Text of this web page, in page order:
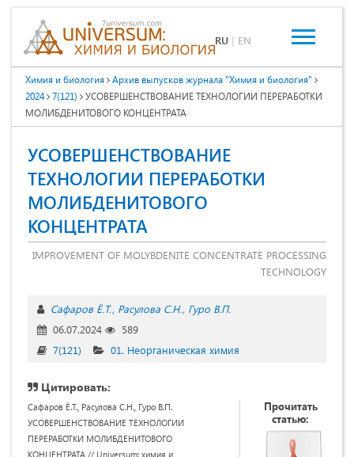
RU | EN
Химия и биология
Архив выпусков журнала "Химия и биология"
2024
7(121)
УСОВЕРШЕНСТВОВАНИЕ ТЕХНОЛОГИИ ПЕРЕРАБОТКИ
МОЛИБДЕНИТОВОГО КОНЦЕНТРАТА
УСОВЕРШЕНСТВОВАНИЕ
ТЕХНОЛОГИИ ПЕРЕРАБОТКИ
МОЛИБДЕНИТОВОГО
КОНЦЕНТРАТА
IMPROVEMENT OF MOLYBDENITE CONCENTRATE PROCESSING
TECHNOLOGY
Сафаров Ё.Т. Расулова С.Н. Гуро В.П.
06.07.2024
589
7(121)
01. Неорганическая химия
Цитировать:
Сафаров Ё.Т., Расулова С.Н., Гуро В.П.
УСОВЕРШЕНСТВОВАНИЕ ТЕХНОЛОГИИ
ПЕРЕРАБОТКИ МОЛИБДЕНИТОВОГО
КОНЦЕНТРАТА // Universum: химия и
Прочитать
статью: